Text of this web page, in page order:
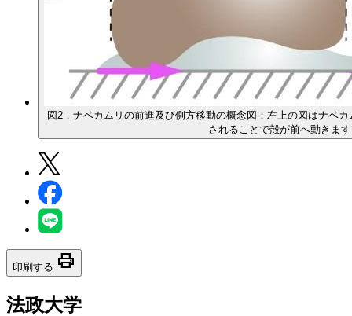
図2．ナベカムリの前進及び側方移動の概念図：左上の図はナベ
されることで殻が前へ動きま
印刷する print
法政大学